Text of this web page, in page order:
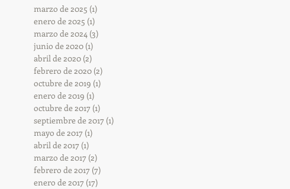
marzo de 2025 (1)
enero de 2025 (1)
marzo de 2024 (3)
junio de 2020 (1)
abril de 2020 (2)
febrero de 2020 (2)
octubre de 2019 (1)
enero de 2019 (1)
octubre de 2017 (1)
septiembre de 2017 (1)
mayo de 2017 (1)
abril de 2017 (1)
marzo de 2017 (2)
febrero de 2017 (7)
enero de 2017 (17)